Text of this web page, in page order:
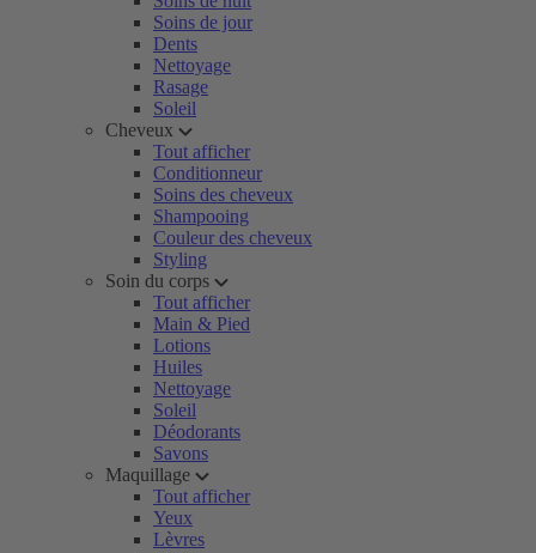
Soins de jour
Dents
Nettoyage
Rasage
Soleil
Cheveux
Tout afficher
Conditionneur
Soins des cheveux
Shampooing
Couleur des cheveux
Styling
Soin du corps
Tout afficher
Main & Pied
Lotions
Huiles
Nettoyage
Soleil
Déodorants
Savons
Maquillage
Tout afficher
Yeux
Lèvres